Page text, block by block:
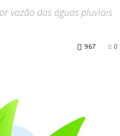
vazão das águas pluviais
0
967